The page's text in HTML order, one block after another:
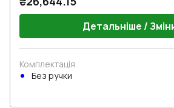
Детальніше /
Комплектація
Без ручки